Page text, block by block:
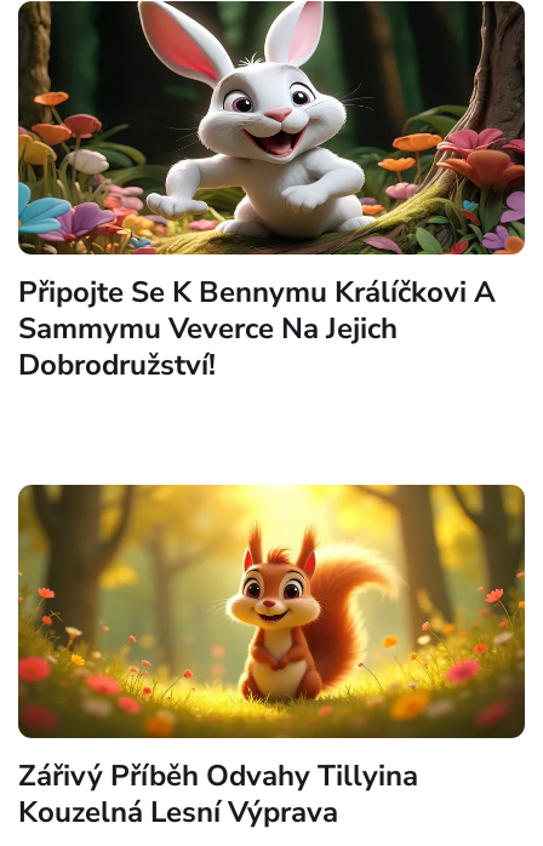
Připojte Se K Bennymu Králíčkovi A
Sammymu Veverce Na Jejich
Dobrodružství!
Zářivý Příběh Odvahy Tillyina
Kouzelná Lesní Výprava